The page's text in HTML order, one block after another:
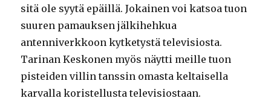
sitä ole syytä epäillä. Jokainen voi katsoa tuon
suuren pamauksen jälkihehkua
antenniverkkoon kytketystä televisiosta.
Tarinan Keskonen myös näytti meille tuon
pisteiden villin tanssin omasta keltaisella
karvalla koristellusta televisiostaan.